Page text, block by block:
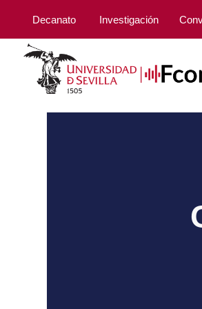
Decanato Investigación